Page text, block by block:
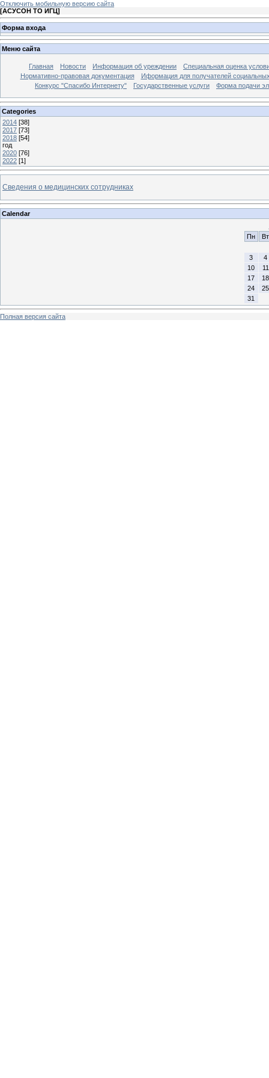
Отключить мобильную версию сайта
[АСУСОН ТО ИГЦ]
Форма входа
Меню сайта
Главная Новости Информация об уреждении
Специальная оценка
Нормативно-правовая документация
Иформация для получателей
Конкурс "Спасибо Интернету"
Государственные услуги Форма подачи
Categories
2014 [38]
2017 [73]
2018 [54]
год
2020 [76]
2022 [1]
Сведения о медицинских сотрудниках
Calendar
Пн
Вт
3
4
10
11
17
18
24
25
31
Полная версия сайта